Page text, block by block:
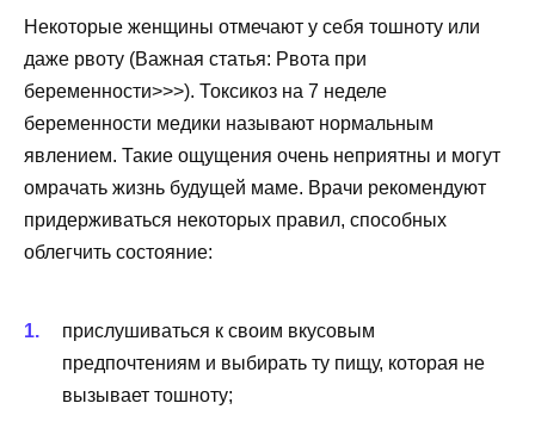
Некоторые женщины отмечают у себя тошноту или
даже рвоту (Важная статья: Рвота при
беременности>>>). Токсикоз на 7 неделе
беременности медики называют нормальным
явлением. Такие ощущения очень неприятны и могут
омрачать жизнь будущей маме. Врачи рекомендуют
придерживаться некоторых правил, способных
облегчить состояние:
прислушиваться к своим вкусовым
предпочтениям и выбирать ту пищу, которая не
вызывает тошноту;